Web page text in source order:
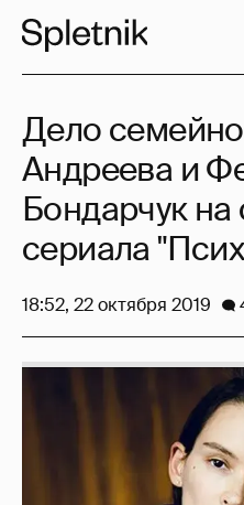
Дело
Андреева и
Бондарчук на
сериала
18:52, 22 октября 2019